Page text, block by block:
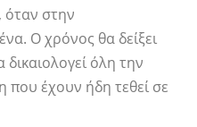
όταν στην
Ο χρόνος θα δείξει
δικαιολογεί όλη την
που έχουν ήδη τεθεί σε